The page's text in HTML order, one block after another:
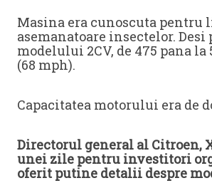
Masina era cunoscuta
asemanatoare insectelor.
modelului 2CV, de 475 pana
(68 mph).
Capacitatea motorului era de
Directorul general al Citroen,
unei zile pentru investitori
oferit putine detalii despre